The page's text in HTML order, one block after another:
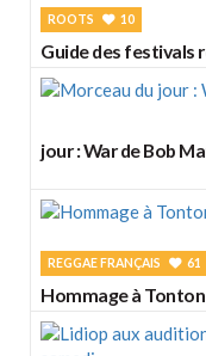
ROOTS 10
Guide des festivals
jour : War de Bob
REGGAE FRANÇAIS 61
Hommage à